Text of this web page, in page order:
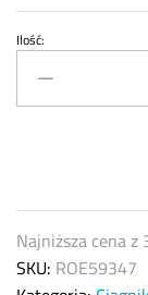
Zaczep
kulowy
K80
quantity
Ilość:
Najniższa cena z
SKU: ROE59347